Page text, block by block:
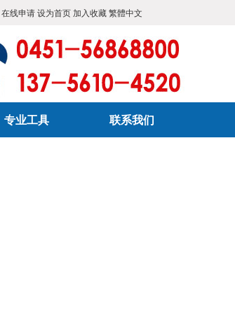
在线申请设为首页加入收藏繁體中文
专业工具 联系我们